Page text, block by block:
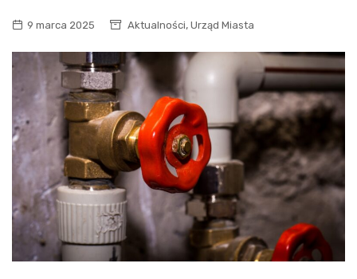
9 marca 2025 Aktualności, Urząd Miasta